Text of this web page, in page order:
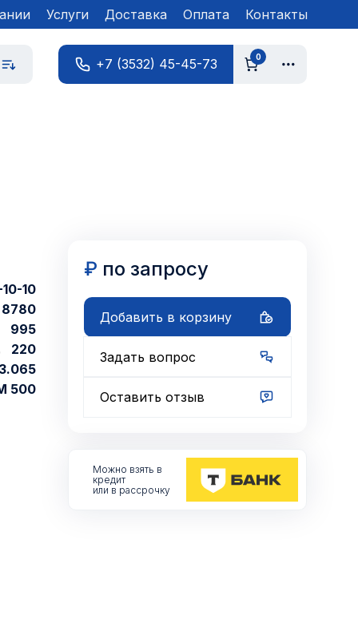
Услуги Доставка Оплата Контакты
+7 (3532) 45-45-73 0
10
8780
995
220
3.065
500
₽ по запросу
Добавить в корзину
Задать вопрос
Оставить отзыв
Можно взять в
кредит
или в рассрочку